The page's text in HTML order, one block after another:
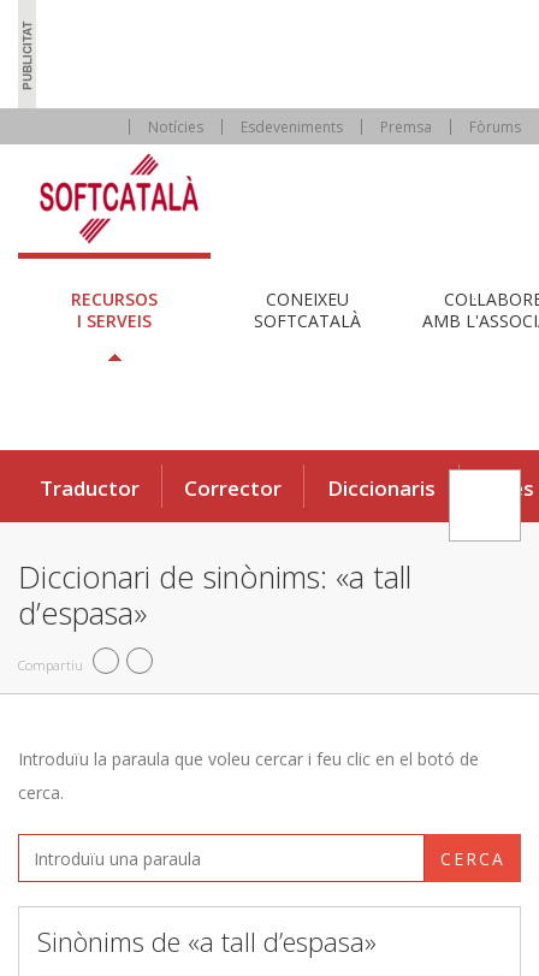
Notícies Esdeveniments Premsa Fòrums
RECURSOS
I SERVEIS
CONEIXEU
SOFTCATALÀ
AMB
Traductor Corrector Diccionaris Eines
Diccionari de sinònims: «a tall
d’espasa»
Compartiu
Introduïu la paraula que voleu cercar i feu clic en el botó de
cerca.
CERCA
Sinònims de «a tall d’espasa»